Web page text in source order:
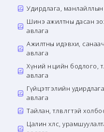
Удирдлага,
Шинэ ажилтны дасан
авлага
Ажилтны идэвхи,
авлага
Хүний нөөцийн бодлого,
авлага
Гүйцэтгэлийн
авлага
Тайлан, төлөвлөгөөтэй
Цалин хөлс,